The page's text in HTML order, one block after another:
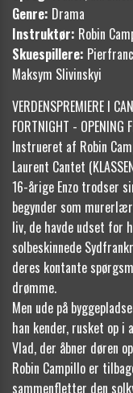
Genre: Drama
Instruktør: Robin
Skuespillere:
Maksym Slivinskyi
VERDENSPREMIERE I
FORTNIGHT - OPENING
Instrueret af Robin
Laurent Cantet
16-årige Enzo trodser
begynder som
liv, de havde udset for
solbeskinnede
deres kontante
drømme.
Men ude på
han kender, rusket op i
Vlad, der åbner døren
Robin Campillo er
sammenfletter den